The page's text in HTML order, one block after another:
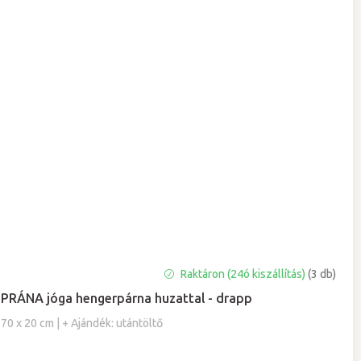
PRÁNA jóga hengerpárna huzattal - drapp
70 x 20 cm | + Ajándék: utántöltő
termék
átlagos
értékelése
Raktáron (24ó kiszállítás)(3 db)